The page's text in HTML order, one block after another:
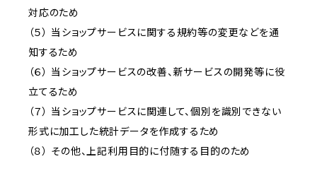
対応のため
（５） 当ショップサービスに関する規約等の変更などを通
知するため
（６） 当ショップサービスの改善、新サービスの開発等に役
立てるため
（７） 当ショップサービスに関連して、個別を識別できない
形式に加工した統計データを作成するため
（８） その他、上記利用目的に付随する目的のため